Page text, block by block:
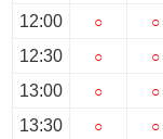
12:00
12:30
13:00
13:30
○
○
○
○
○
○
○
○